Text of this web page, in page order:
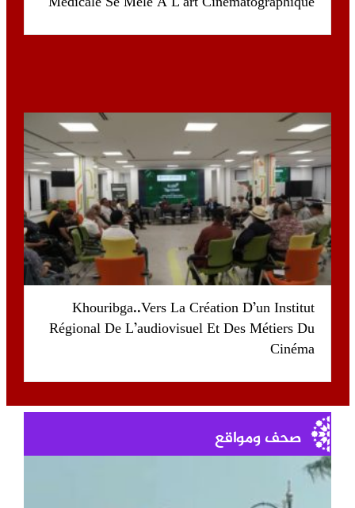
Khouribga..Vers La Création D’un Institut
Régional De L’audiovisuel Et Des Métiers Du
Cinéma
صحف ومواقع